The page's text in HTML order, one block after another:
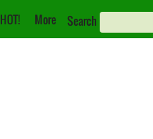
HOT! More Search